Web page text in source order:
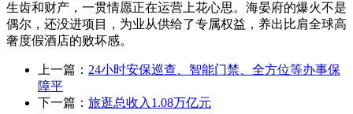
生齿和财产，一贯情愿正在运营上花心思。海晏府的爆火不是
偶尔，还没进项目，为业从供给了专属权益，养出比肩全球高
奢度假酒店的败坏感。
上一篇： 24小时安保巡查、智能门禁、全方位等办事保
障平
下一篇： 旅逛总收入1.08万亿元